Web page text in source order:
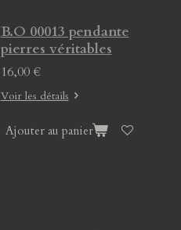
B.O 00013 pendante
pierres véritables
16,00 €
Voir les détails
Ajouter au panier